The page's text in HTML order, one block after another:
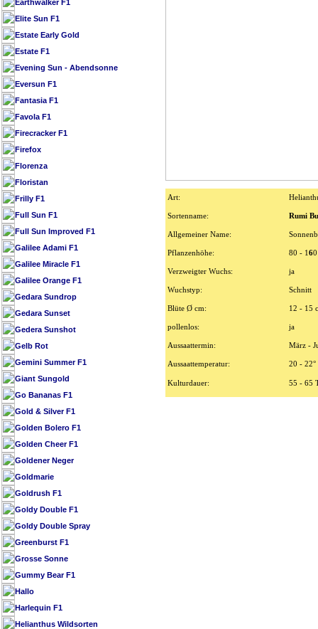
Earthwalker F1
Elite Sun F1
Estate Early Gold
Estate F1
Evening Sun - Abendsonne
Eversun F1
Fantasia F1
Favola F1
Firecracker F1
Firefox
Florenza
Floristan
Frilly F1
Full Sun F1
Full Sun Improved F1
Galilee Adami F1
Galilee Miracle F1
Galilee Orange F1
Gedara Sundrop
Gedara Sunset
Gedera Sunshot
Gelb Rot
Gemini Summer F1
Giant Sungold
Go Bananas F1
Gold & Silver F1
Golden Bolero F1
Golden Cheer F1
Goldener Neger
Goldmarie
Goldrush F1
Goldy Double F1
Goldy Double Spray
Greenburst F1
Grosse Sonne
Gummy Bear F1
Hallo
Harlequin F1
Helianthus Wildsorten
Art:
Sortenname: Rumi
Allgemeiner Name:
Pflanzenhöhe: 80 - 1 60
Verzweigter Wuchs: ja
Wuchstyp: Schnitt
Blüte Ø cm: 12 - 15
pollenlos: ja
Aussaattermin: März -
Aussaattemperatur: 20 - 22°
Kulturdauer: 55 - 65